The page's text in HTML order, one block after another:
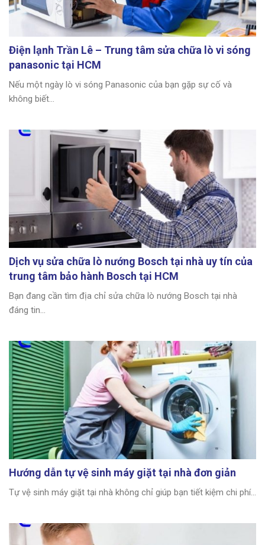
Điện lạnh Trần Lê – Trung tâm sửa chữa lò vi sóng
panasonic tại HCM
Nếu một ngày lò vi sóng Panasonic của bạn gặp sự cố và
không biết...
Dịch vụ sửa chữa lò nướng Bosch tại nhà uy tín của
trung tâm bảo hành Bosch tại HCM
Bạn đang cần tìm địa chỉ sửa chữa lò nướng Bosch tại nhà
đáng tin...
Hướng dẫn tự vệ sinh máy giặt tại nhà đơn giản
Tự vệ sinh máy giặt tại nhà không chỉ giúp bạn tiết kiệm chi phí...